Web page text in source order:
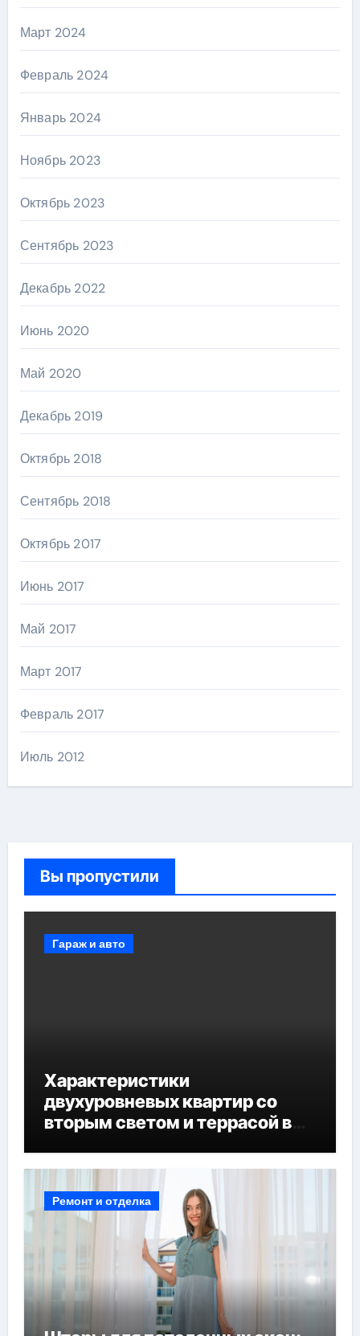
Март 2024
Февраль 2024
Январь 2024
Ноябрь 2023
Октябрь 2023
Сентябрь 2023
Декабрь 2022
Июнь 2020
Май 2020
Декабрь 2019
Октябрь 2018
Сентябрь 2018
Октябрь 2017
Июнь 2017
Май 2017
Март 2017
Февраль 2017
Июль 2012
Вы пропустили
Гараж и авто
Характеристики
двухуровневых квартир со
вторым светом и террасой в
Ремонт и отделка